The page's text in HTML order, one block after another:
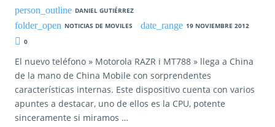
DANIEL GUTIÉRREZ
NOTICIAS DE MOVILES
19 NOVIEMBRE 2012
0
El nuevo teléfono » Motorola RAZR i MT788 » llega a China
de la mano de China Mobile con sorprendentes
características internas. Este dispositivo cuenta con varios
apuntes a destacar, uno de ellos es la CPU, potente
sinceramente si miramos …